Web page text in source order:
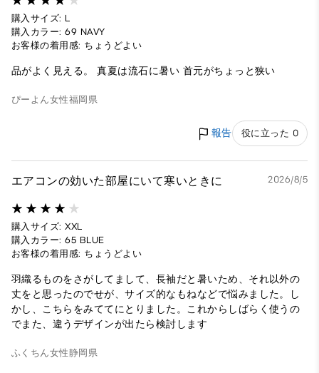
購入サイズ: L
購入カラー: 69 NAVY
お客様の着用感: ちょうどよい
品がよく見える。 真夏は流石に暑い 首元がちょっと狭い
ぴーよん女性福岡県
報告 役に立った 0
エアコンの効いた部屋にいて寒いときに 2026/8/5
購入サイズ: XXL
購入カラー: 65 BLUE
お客様の着用感: ちょうどよい
羽織るものをさがしてまして、長袖だと暑いため、それ以外の
丈をと思ったのでせが、サイズ的なもねなどで悩みました。し
かし、こちらをみててにとりました。これからしばらく使うの
でまた、違うデザインが出たら検討します
ふくちん女性静岡県